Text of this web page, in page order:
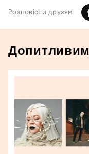
Розповiсти друзям
Допитливим